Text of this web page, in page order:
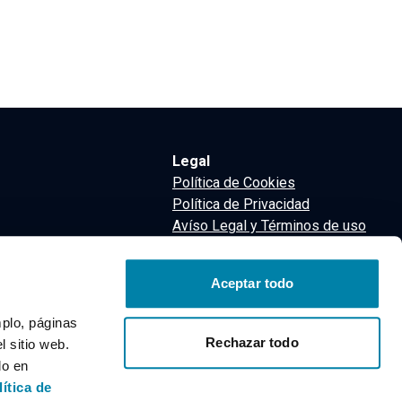
páginas
sitio web.
en
de
Aceptar todo
Rechazar todo
Legal
Política de Cookies
Política de Privacidad
Avíso Legal y Términos de uso